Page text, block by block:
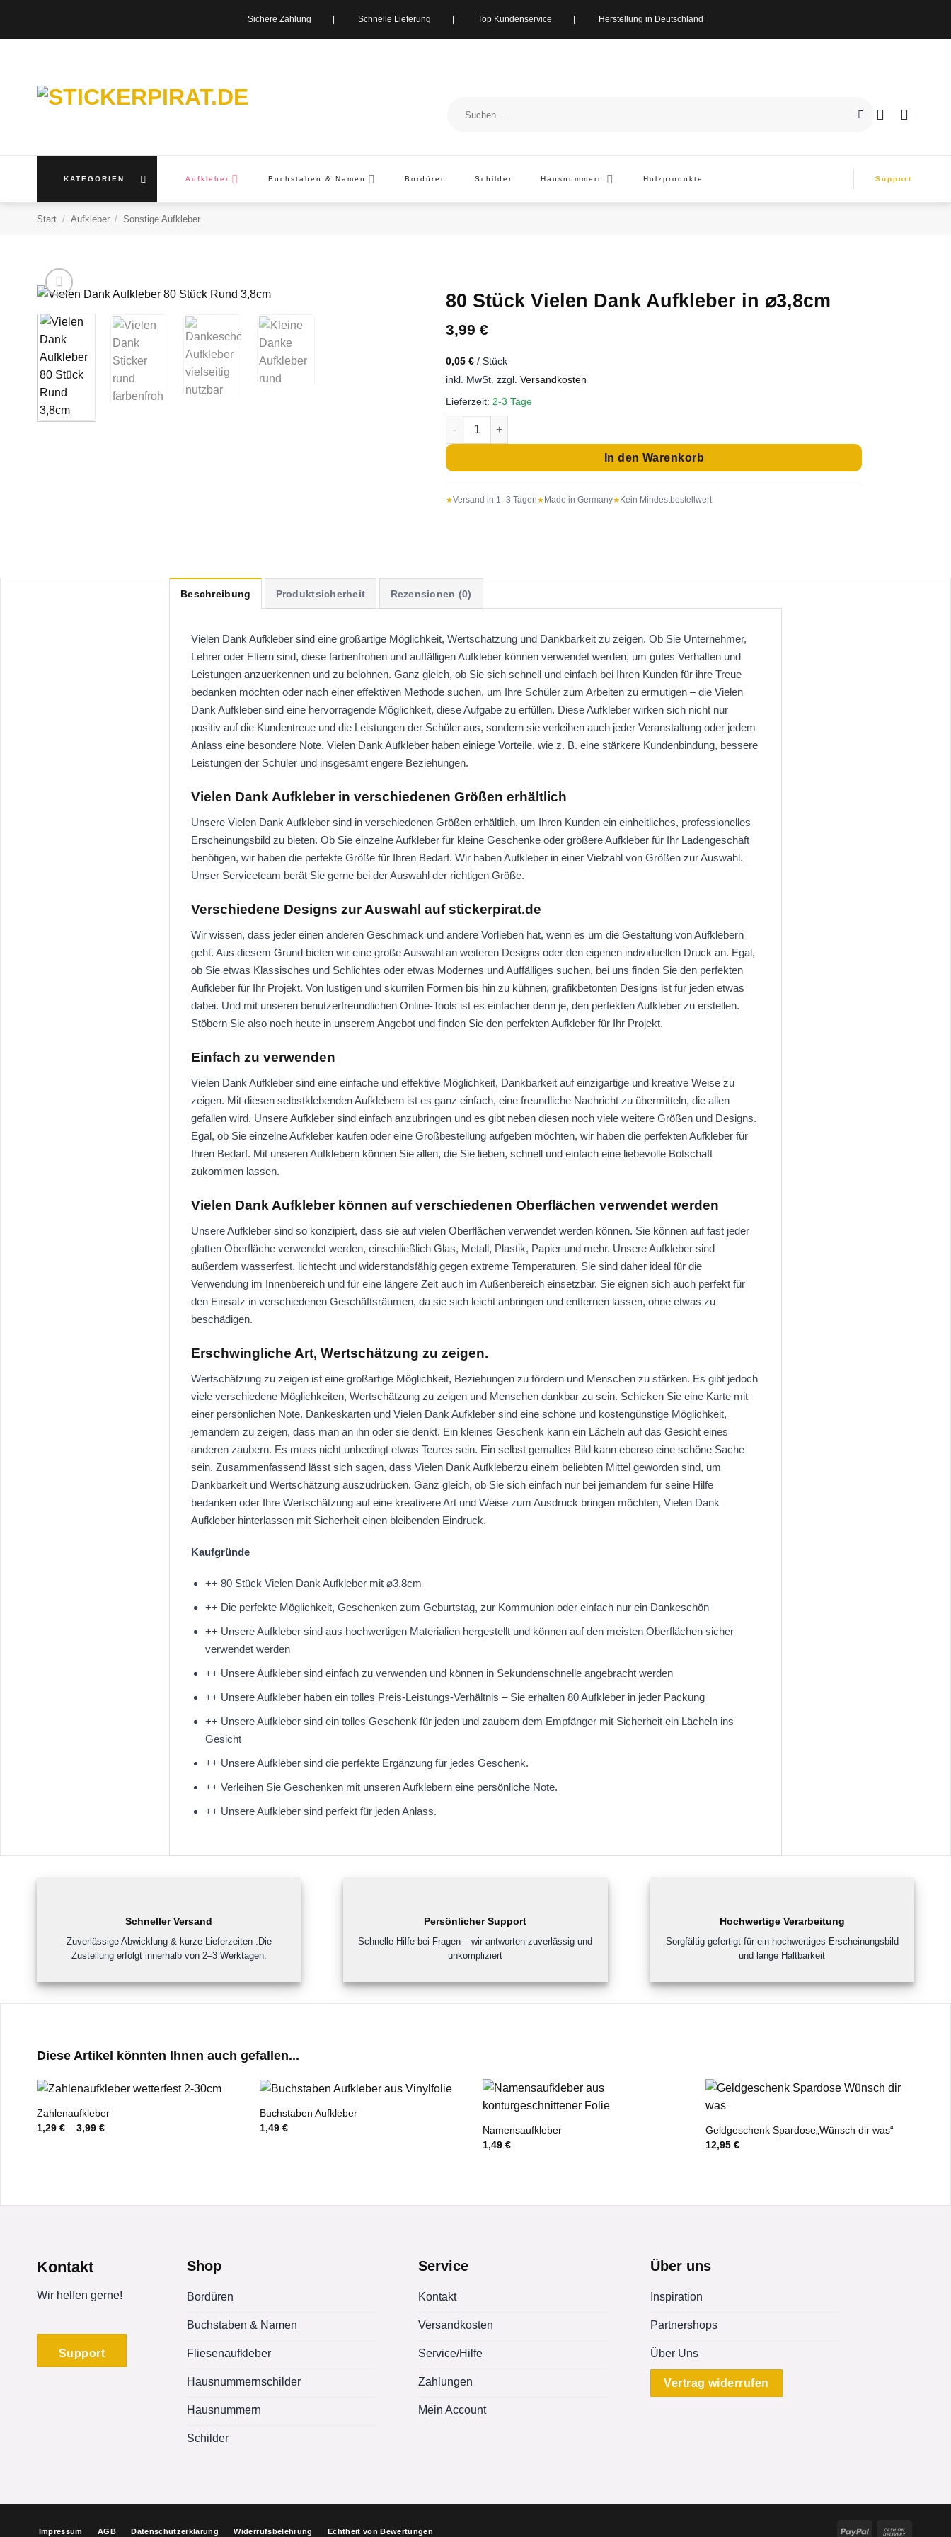
Sichere Zahlung | Schnelle Lieferung | Top Kundenservice | Herstellung in Deutschland
nach:
KATEGORIEN Aufkleber Buchstaben & Namen Bordüren Schilder Hausnummern Holzprodukte Support
Start / Aufkleber / Sonstige Aufkleber
80 Stück Vielen Dank Aufkleber in ⌀3,8cm
3,99€
0,05€ /Stück
inkl. MwSt. zzgl.Versandkosten
Lieferzeit: 2-3 Tage
80 Stück Vielen Dank Aufkleber in ⌀3,8cm Menge
In den Warenkorb
Versand in 1–3 Tagen Made in Germany Kein Mindestbestellwert
Beschreibung Produktsicherheit Rezensionen (0)
Vielen Dank Aufkleber sind eine großartige Möglichkeit, Wertschätzung und Dankbarkeit zu zeigen. Ob Sie Unternehmer,
Lehrer oder Eltern sind, diese farbenfrohen und auffälligen Aufkleber können verwendet werden, um gutes Verhalten und
Leistungen anzuerkennen und zu belohnen. Ganz gleich, ob Sie sich schnell und einfach bei Ihren Kunden für ihre Treue
bedanken möchten oder nach einer effektiven Methode suchen, um Ihre Schüler zum Arbeiten zu ermutigen – die Vielen
Dank Aufkleber sind eine hervorragende Möglichkeit, diese Aufgabe zu erfüllen. Diese Aufkleber wirken sich nicht nur
positiv auf die Kundentreue und die Leistungen der Schüler aus, sondern sie verleihen auch jeder Veranstaltung oder jedem
Anlass eine besondere Note. Vielen Dank Aufkleber haben einiege Vorteile, wie z. B. eine stärkere Kundenbindung, bessere
Leistungen der Schüler und insgesamt engere Beziehungen.
Vielen Dank Aufkleber in verschiedenen Größen erhältlich
Unsere Vielen Dank Aufkleber sind in verschiedenen Größen erhältlich, um Ihren Kunden ein einheitliches, professionelles
Erscheinungsbild zu bieten. Ob Sie einzelne Aufkleber für kleine Geschenke oder größere Aufkleber für Ihr Ladengeschäft
benötigen, wir haben die perfekte Größe für Ihren Bedarf. Wir haben Aufkleber in einer Vielzahl von Größen zur Auswahl.
Unser Serviceteam berät Sie gerne bei der Auswahl der richtigen Größe.
Verschiedene Designs zur Auswahl auf stickerpirat.de
Wir wissen, dass jeder einen anderen Geschmack und andere Vorlieben hat, wenn es um die Gestaltung von Aufklebern
geht. Aus diesem Grund bieten wir eine große Auswahl an weiteren Designs oder den eigenen individuellen Druck an. Egal,
ob Sie etwas Klassisches und Schlichtes oder etwas Modernes und Auffälliges suchen, bei uns finden Sie den perfekten
Aufkleber für Ihr Projekt. Von lustigen und skurrilen Formen bis hin zu kühnen, grafikbetonten Designs ist für jeden etwas
dabei. Und mit unseren benutzerfreundlichen Online-Tools ist es einfacher denn je, den perfekten Aufkleber zu erstellen.
Stöbern Sie also noch heute in unserem Angebot und finden Sie den perfekten Aufkleber für Ihr Projekt.
Einfach zu verwenden
Vielen Dank Aufkleber sind eine einfache und effektive Möglichkeit, Dankbarkeit auf einzigartige und kreative Weise zu
zeigen. Mit diesen selbstklebenden Aufklebern ist es ganz einfach, eine freundliche Nachricht zu übermitteln, die allen
gefallen wird. Unsere Aufkleber sind einfach anzubringen und es gibt neben diesen noch viele weitere Größen und Designs.
Egal, ob Sie einzelne Aufkleber kaufen oder eine Großbestellung aufgeben möchten, wir haben die perfekten Aufkleber für
Ihren Bedarf. Mit unseren Aufklebern können Sie allen, die Sie lieben, schnell und einfach eine liebevolle Botschaft
zukommen lassen.
Vielen Dank Aufkleber können auf verschiedenen Oberflächen verwendet werden
Unsere Aufkleber sind so konzipiert, dass sie auf vielen Oberflächen verwendet werden können. Sie können auf fast jeder
glatten Oberfläche verwendet werden, einschließlich Glas, Metall, Plastik, Papier und mehr. Unsere Aufkleber sind
außerdem wasserfest, lichtecht und widerstandsfähig gegen extreme Temperaturen. Sie sind daher ideal für die
Verwendung im Innenbereich und für eine längere Zeit auch im Außenbereich einsetzbar. Sie eignen sich auch perfekt für
den Einsatz in verschiedenen Geschäftsräumen, da sie sich leicht anbringen und entfernen lassen, ohne etwas zu
beschädigen.
Erschwingliche Art, Wertschätzung zu zeigen.
Wertschätzung zu zeigen ist eine großartige Möglichkeit, Beziehungen zu fördern und Menschen zu stärken. Es gibt jedoch
viele verschiedene Möglichkeiten, Wertschätzung zu zeigen und Menschen dankbar zu sein. Schicken Sie eine Karte mit
einer persönlichen Note. Dankeskarten und Vielen Dank Aufkleber sind eine schöne und kostengünstige Möglichkeit,
jemandem zu zeigen, dass man an ihn oder sie denkt. Ein kleines Geschenk kann ein Lächeln auf das Gesicht eines
anderen zaubern. Es muss nicht unbedingt etwas Teures sein. Ein selbst gemaltes Bild kann ebenso eine schöne Sache
sein. Zusammenfassend lässt sich sagen, dass Vielen Dank Aufkleberzu einem beliebten Mittel geworden sind, um
Dankbarkeit und Wertschätzung auszudrücken. Ganz gleich, ob Sie sich einfach nur bei jemandem für seine Hilfe
bedanken oder Ihre Wertschätzung auf eine kreativere Art und Weise zum Ausdruck bringen möchten, Vielen Dank
Aufkleber hinterlassen mit Sicherheit einen bleibenden Eindruck.
Kaufgründe
++ 80 Stück Vielen Dank Aufkleber mit ⌀3,8cm
++ Die perfekte Möglichkeit, Geschenken zum Geburtstag, zur Kommunion oder einfach nur ein Dankeschön
++ Unsere Aufkleber sind aus hochwertigen Materialien hergestellt und können auf den meisten Oberflächen sicher
verwendet werden
++ Unsere Aufkleber sind einfach zu verwenden und können in Sekundenschnelle angebracht werden
++ Unsere Aufkleber haben ein tolles Preis-Leistungs-Verhältnis – Sie erhalten 80 Aufkleber in jeder Packung
++ Unsere Aufkleber sind ein tolles Geschenk für jeden und zaubern dem Empfänger mit Sicherheit ein Lächeln ins
Gesicht
++ Unsere Aufkleber sind die perfekte Ergänzung für jedes Geschenk.
++ Verleihen Sie Geschenken mit unseren Aufklebern eine persönliche Note.
++ Unsere Aufkleber sind perfekt für jeden Anlass.
Schneller Versand
Zuverlässige Abwicklung & kurze Lieferzeiten .Die
Zustellung erfolgt innerhalb von 2–3 Werktagen.
Persönlicher Support
Schnelle Hilfe bei Fragen – wir antworten zuverlässig und
unkompliziert
Hochwertige Verarbeitung
Sorgfältig gefertigt für ein hochwertiges Erscheinungsbild
und lange Haltbarkeit
Diese Artikel könnten Ihnen auch gefallen...
Zahlenaufkleber
1,29 €– 3,99 €
Buchstaben Aufkleber
1,49 €
Namensaufkleber
1,49 €
Geldgeschenk Spardose„Wünsch dir was“
12,95 €
Kontakt
Wir helfen gerne!
Support
Shop
Bordüren
Buchstaben & Namen
Fliesenaufkleber
Hausnummernschilder
Hausnummern
Schilder
Service
Kontakt
Versandkosten
Service/Hilfe
Zahlungen
Mein Account
Über uns
Inspiration
Partnershops
Über Uns
Vertrag widerrufen
Impressum AGB Datenschutzerklärung Widerrufsbelehrung Echtheit von Bewertungen PayPal